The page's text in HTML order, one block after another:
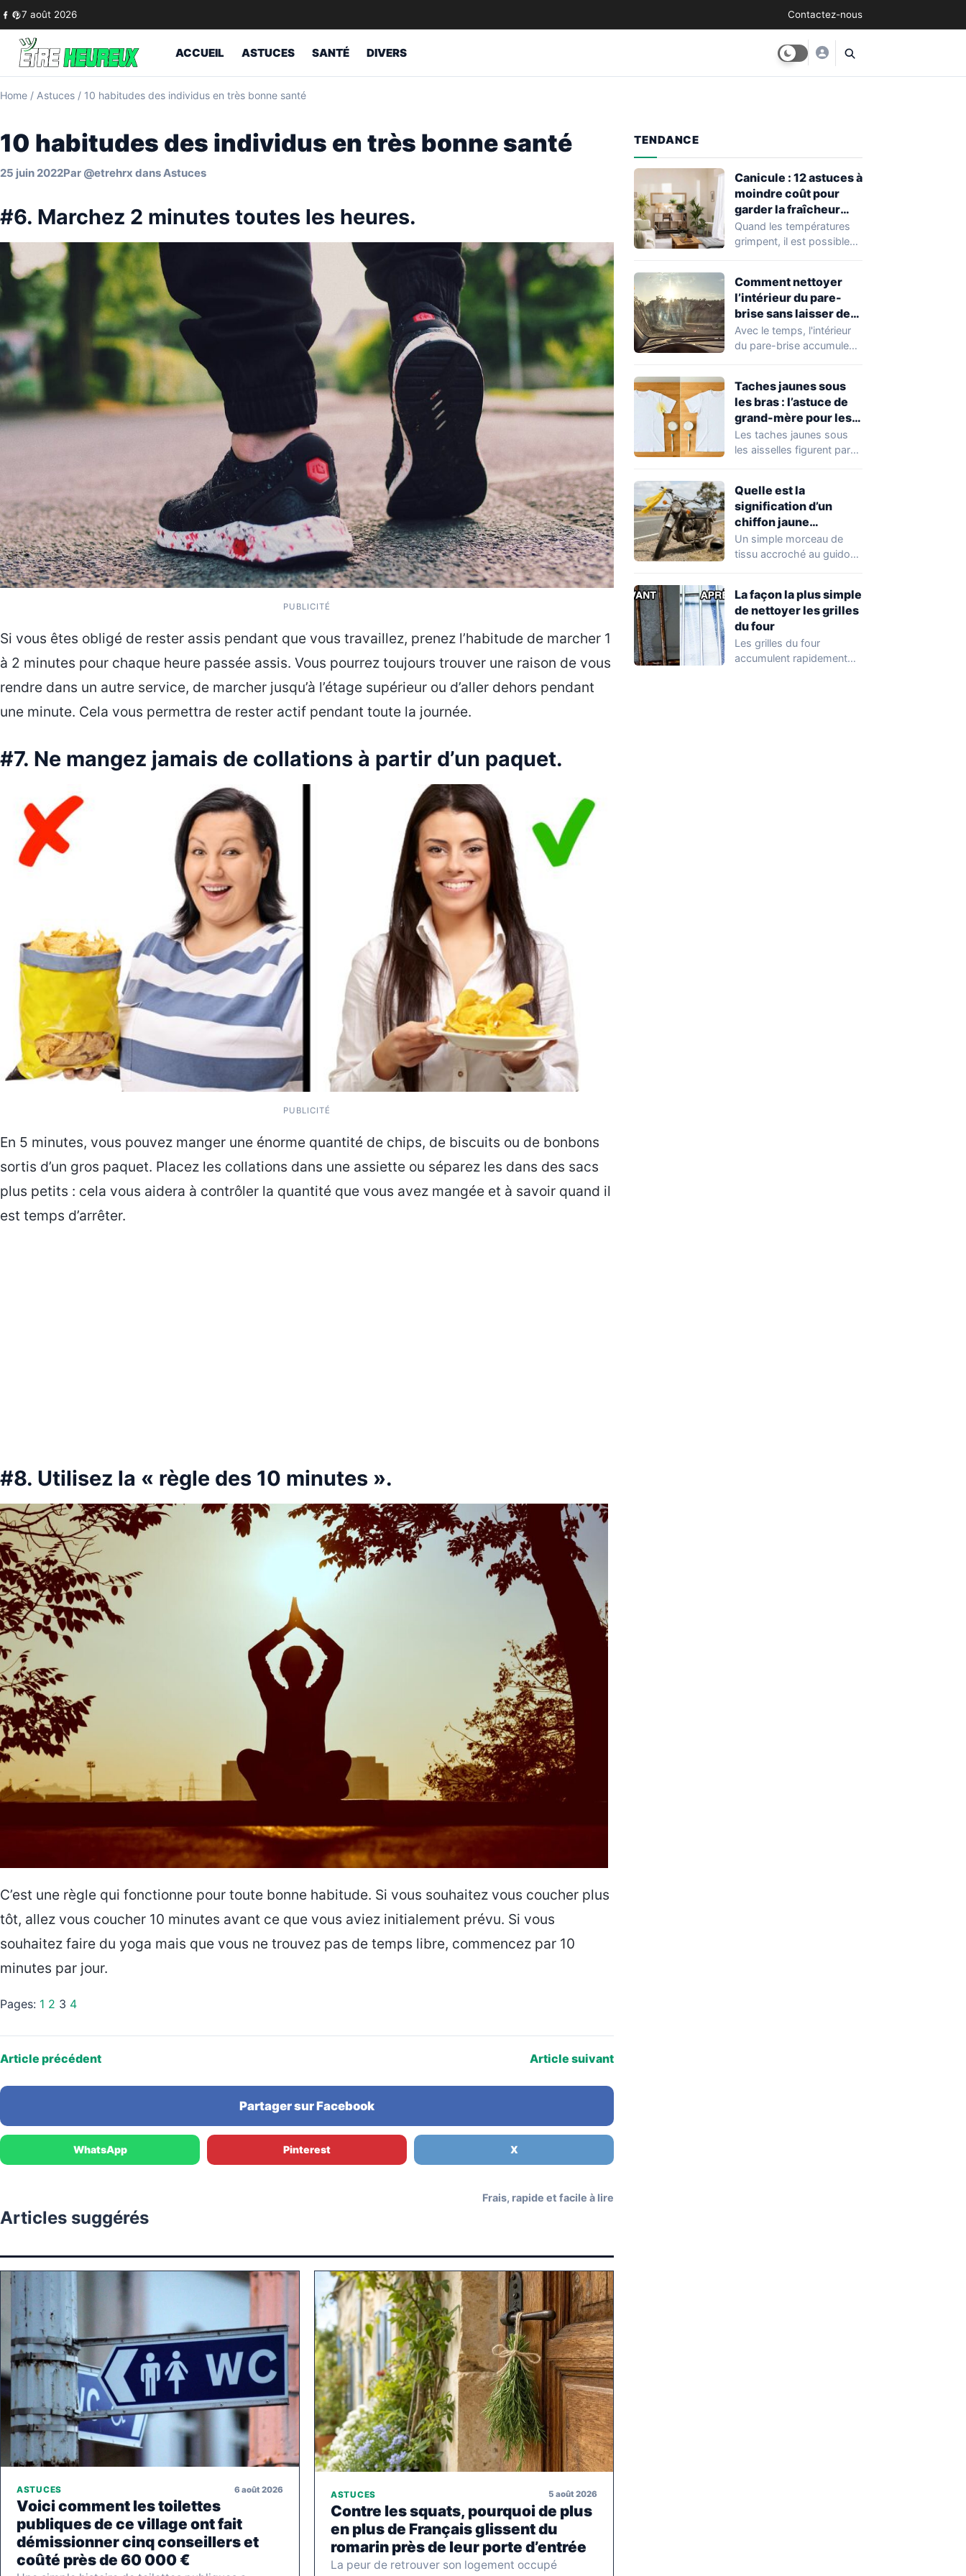
Skip to content
7 août 2026 Contactez-nous
ACCUEIL ASTUCES SANTÉ DIVERS
Home / Astuces / 10 habitudes des individus en très bonne santé
10 habitudes des individus en très bonne santé
25 juin 2022Par @etrehrx dansAstuces
#6. Marchez 2 minutes toutes les heures.
PUBLICITÉ
Si vous êtes obligé de rester assis pendant que vous travaillez, prenez l’habitude de marcher 1
à 2 minutes pour chaque heure passée assis. Vous pourrez toujours trouver une raison de vous
rendre dans un autre service, de marcher jusqu’à l’étage supérieur ou d’aller dehors pendant
une minute. Cela vous permettra de rester actif pendant toute la journée.
#7. Ne mangez jamais de collations à partir d’un paquet.
PUBLICITÉ
En 5 minutes, vous pouvez manger une énorme quantité de chips, de biscuits ou de bonbons
sortis d’un gros paquet. Placez les collations dans une assiette ou séparez les dans des sacs
plus petits : cela vous aidera à contrôler la quantité que vous avez mangée et à savoir quand il
est temps d’arrêter.
#8. Utilisez la « règle des 10 minutes ».
C’est une règle qui fonctionne pour toute bonne habitude. Si vous souhaitez vous coucher plus
tôt, allez vous coucher 10 minutes avant ce que vous aviez initialement prévu. Si vous
souhaitez faire du yoga mais que vous ne trouvez pas de temps libre, commencez par 10
minutes par jour.
Pages: 1 2 3 4
Article précédent Article suivant
Partager sur Facebook
WhatsApp Pinterest X
Articles suggérés
Frais, rapide et facile à lire
ASTUCES 6 août 2026
Voici comment les toilettes
publiques de ce village ont fait
démissionner cinq conseillers et
coûté près de 60 000 €
ASTUCES 5 août 2026
Contre les squats, pourquoi de plus
en plus de Français glissent du
romarin près de leur porte d’entrée
La peur de retrouver son logement occupé
TENDANCE
Canicule : 12 astuces à
moindre coût pour
garder la fraîcheur
chez soi
Quand les températures
grimpent, il est possible
Comment nettoyer
l’intérieur du pare-
brise sans laisser de
traces
Avec le temps, l'intérieur
du pare-brise accumule
Taches jaunes sous
les bras : l’astuce de
grand-mère pour les
faire disparaître
Les taches jaunes sous
les aisselles figurent parmi
Quelle est la
signification d’un
chiffon jaune
accroché au guidon
d’une moto ?
Un simple morceau de
tissu accroché au guidon
La façon la plus simple
de nettoyer les grilles
du four
Les grilles du four
accumulent rapidement